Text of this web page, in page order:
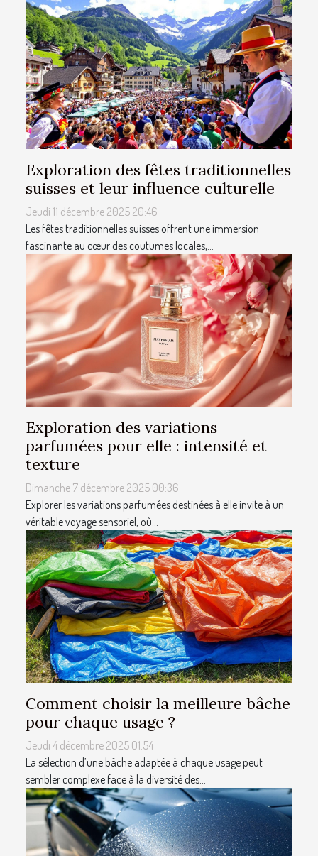
Exploration des fêtes traditionnelles
suisses et leur influence culturelle
Jeudi 11 décembre 2025 20:46
Les fêtes traditionnelles suisses offrent une immersion
fascinante au cœur des coutumes locales,...
Exploration des variations
parfumées pour elle : intensité et
texture
Dimanche 7 décembre 2025 00:36
Explorer les variations parfumées destinées à elle invite à un
véritable voyage sensoriel, où...
Comment choisir la meilleure bâche
pour chaque usage ?
Jeudi 4 décembre 2025 01:54
La sélection d’une bâche adaptée à chaque usage peut
sembler complexe face à la diversité des...